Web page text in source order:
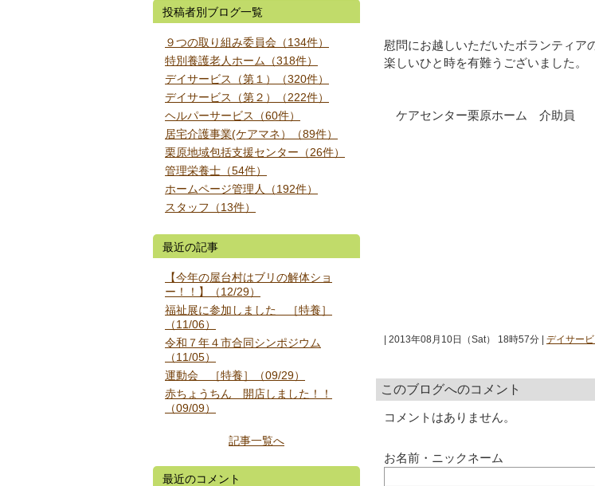
慰問にお越しいただいたボランティア
楽しいひと時を有難うございました。
ケアセンター栗原ホーム 介助員
| 2013年08月10日（Sat） 18時57分 | デイサービ
このブログへのコメント
コメントはありません。
お名前・ニックネーム
投稿者別ブログ一覧
９つの取り組み委員会（134件）
特別養護老人ホーム（318件）
デイサービス（第１）（320件）
デイサービス（第２）（222件）
ヘルパーサービス（60件）
居宅介護事業(ケアマネ）（89件）
栗原地域包括支援センター（26件）
管理栄養士（54件）
ホームページ管理人（192件）
スタッフ（13件）
最近の記事
【今年の屋台村はブリの解体ショ
ー！！】（12/29）
福祉展に参加しました ［特養］
（11/06）
令和７年４市合同シンポジウム
（11/05）
運動会 ［特養］（09/29）
赤ちょうちん 開店しました！！
（09/09）
記事一覧へ
最近のコメント